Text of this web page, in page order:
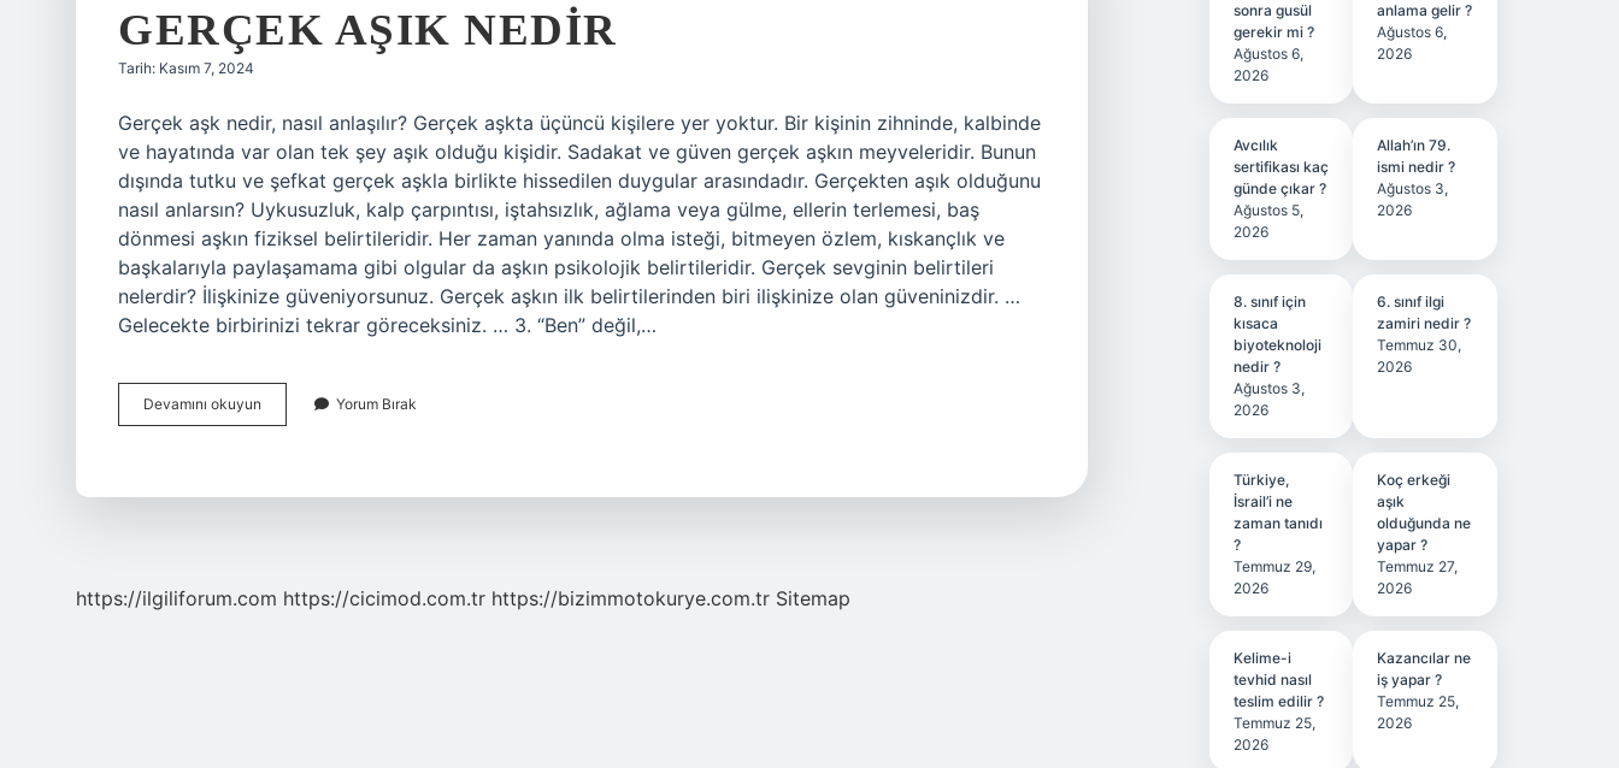
GERÇEK AŞIK NEDIR
Tarih: Kasım 7, 2024
Gerçek aşk nedir, nasıl anlaşılır? Gerçek aşkta üçüncü kişilere yer yoktur. Bir kişinin zihninde, kalbinde
ve hayatında var olan tek şey aşık olduğu kişidir. Sadakat ve güven gerçek aşkın meyveleridir. Bunun
dışında tutku ve şefkat gerçek aşkla birlikte hissedilen duygular arasındadır. Gerçekten aşık olduğunu
nasıl anlarsın? Uykusuzluk, kalp çarpıntısı, iştahsızlık, ağlama veya gülme, ellerin terlemesi, baş
dönmesi aşkın fiziksel belirtileridir. Her zaman yanında olma isteği, bitmeyen özlem, kıskançlık ve
başkalarıyla paylaşamama gibi olgular da aşkın psikolojik belirtileridir. Gerçek sevginin belirtileri
nelerdir? İlişkinize güveniyorsunuz. Gerçek aşkın ilk belirtilerinden biri ilişkinize olan güveninizdir. …
Gelecekte birbirinizi tekrar göreceksiniz. … 3. “Ben” değil,…
Devamını okuyun
Aşık
Yorum Bırak
https://ilgiliforum.com https://cicimod.com.tr https://bizimmotokurye.com.tr Sitemap
sonra gusül
gerekir mi ?
Ağustos 6,
2026
anlama gelir ?
Ağustos 6,
2026
Avcılık
sertifikası kaç
günde çıkar ?
Ağustos 5,
2026
Allah’ın 79.
ismi nedir ?
Ağustos 3,
2026
8. sınıf için
kısaca
biyoteknoloji
nedir ?
Ağustos 3,
2026
6. sınıf ilgi
zamiri nedir ?
Temmuz 30,
2026
Türkiye,
İsrail’i ne
zaman tanıdı
?
Temmuz 29,
2026
Koç erkeği
aşık
olduğunda ne
yapar ?
Temmuz 27,
2026
Kelime-i
tevhid nasıl
teslim edilir ?
Temmuz 25,
2026
Kazancılar ne
iş yapar ?
Temmuz 25,
2026